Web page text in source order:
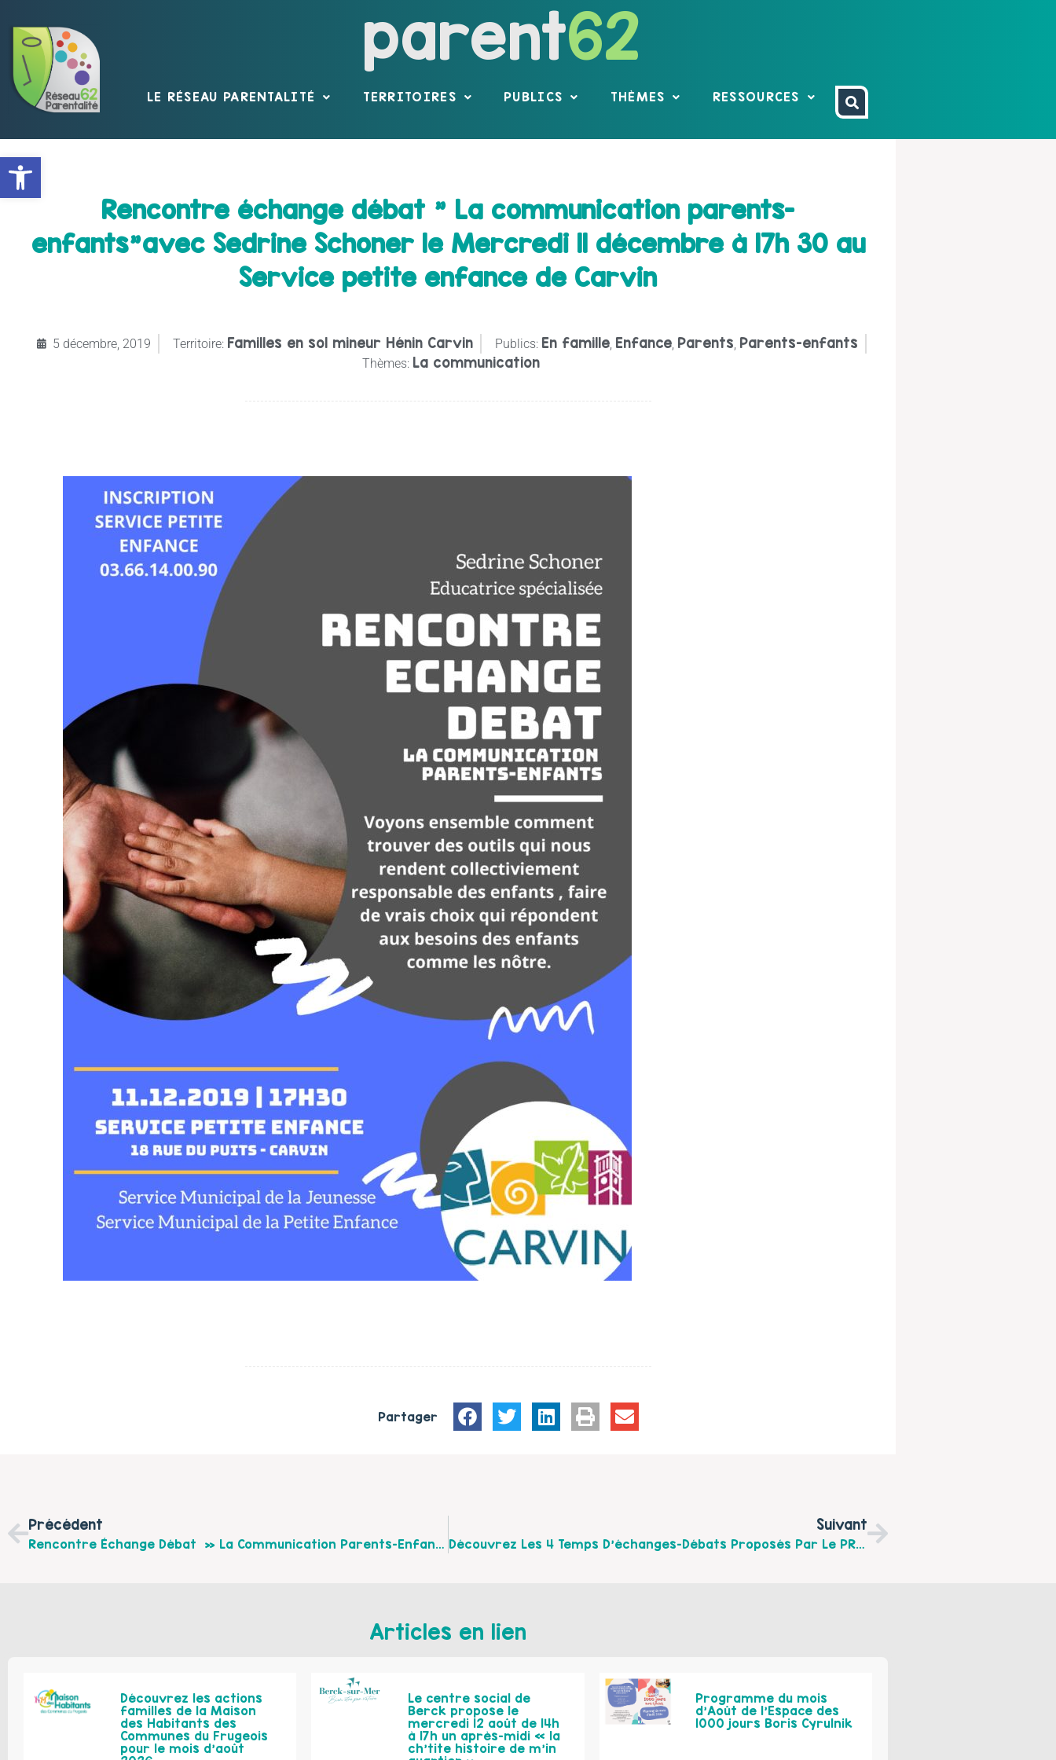
Ouvrir la barre d’outils
parent62
LE RÉSEAU PARENTALITÉ TERRITOIRES PUBLICS THÈMES RESSOURCES
Rencontre échange débat " La communication parents-
enfants"avec Sedrine Schoner le Mercredi 11 décembre à 17h 30 au
Service petite enfance de Carvin
5 décembre, 2019 Territoire: Familles en sol mineur Hénin Carvin Publics: En famille Enfance Parents Parents-enfants
Thèmes: La communication
Partager
Précédent
Rencontre Échange Débat » La Communication Parents-Enfants »avec Sedrine Schoner Le Mercredi 11 Décembre À 17h 30 Au Service Petite Enfance De Carvin
Suivant
Découvrez Les 4 Temps D’échanges-Débats Proposés Par Le PRE De Rouvroy En 2020 : Le 7 Mars "L'enfant Roi, L'enfant Tyran"
Articles en lien
Découvrez les actions
familles de la Maison
des Habitants des
Communes du Frugeois
pour le mois d’août
Le centre social de
Berck propose le
mercredi 12 août de 14h
à 17h un après-midi « la
ch’tite histoire de m’in
Programme du mois
d’Août de l’Espace des
1000 jours Boris Cyrulnik